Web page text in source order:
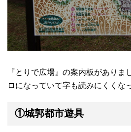
『とりで広場』の案内板がありま
ロになっていて字も読みにくくな
①城郭都市遊具